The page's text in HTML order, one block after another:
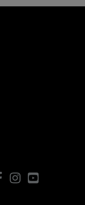
FacebookInstagramYouTube